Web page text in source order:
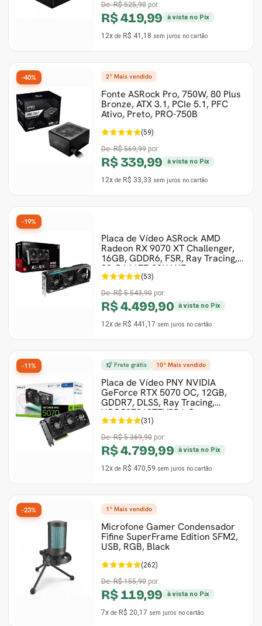
De:R$ 525,90 por:
R$ 419,99 à vista no Pix
12x de R$ 41,18 sem juros no cartão
2º Mais vendido
Fonte ASRock Pro, 750W, 80 Plus
Bronze, ATX 3.1, PCIe 5.1, PFC
Ativo, Preto, PRO-750B
(59)
De:R$ 569,99 por:
R$ 339,99 à vista no Pix
12x de R$ 33,33 sem juros no cartão
-40%
Placa de Vídeo ASRock AMD
Radeon RX 9070 XT Challenger,
16GB, GDDR6, FSR, Ray Tracing,
90-GA61ZZ-00UANF
(53)
De:R$ 5.543,90 por:
R$ 4.499,90 à vista no Pix
12x de R$ 441,17 sem juros no cartão
-19%
Frete grátis 10º Mais vendido
Placa de Vídeo PNY NVIDIA
GeForce RTX 5070 OC, 12GB,
GDDR7, DLSS, Ray Tracing,
VCG507012TFXPB1-O
(31)
De:R$ 5.369,90 por:
R$ 4.799,99 à vista no Pix
12x de R$ 470,59 sem juros no cartão
-11%
1º Mais vendido
Microfone Gamer Condensador
Fifine SuperFrame Edition SFM2,
USB, RGB, Black
(262)
De:R$ 155,90 por:
R$ 119,99 à vista no Pix
7x de R$ 20,17 sem juros no cartão
-23%